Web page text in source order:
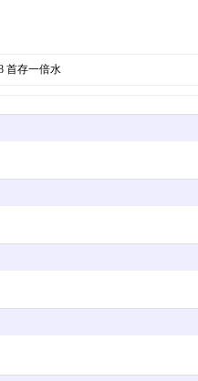
首存一倍水